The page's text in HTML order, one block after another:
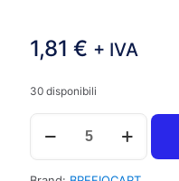
1,81 € + IVA
30 disponibili
Brefiocart
Portaprogetti
chiusura
a